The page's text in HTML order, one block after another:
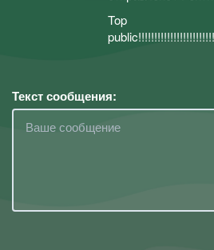
Top
Текст сообщения: